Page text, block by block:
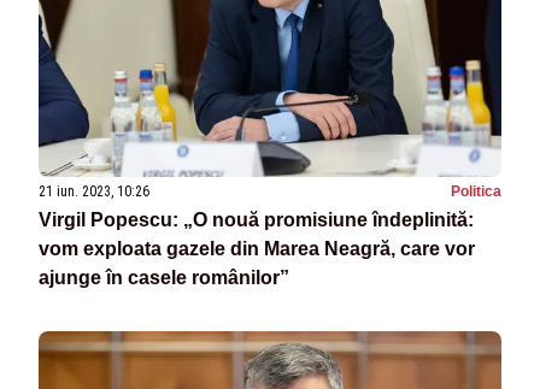
21 iun. 2023, 10:26 Politica
Virgil Popescu: „O nouă promisiune îndeplinită:
vom exploata gazele din Marea Neagră, care vor
ajunge în casele românilor”